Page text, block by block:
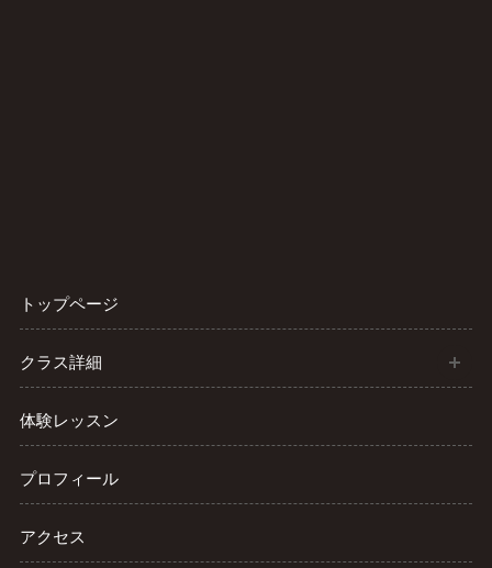
トップページ
クラス詳細
体験レッスン
プロフィール
アクセス